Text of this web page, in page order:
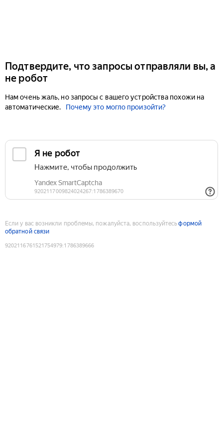
Подтвердите, что запросы отправляли вы, а
не робот
Нам очень жаль, но запросы с вашего устройства похожи на
автоматические.
Почему это могло произойти?
Если у вас возникли проблемы, пожалуйста, воспользуйтесьформой
обратной связи
9202116761521754979:1786389666